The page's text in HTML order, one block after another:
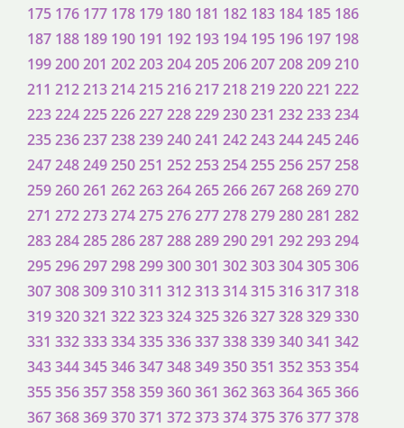
175 176 177 178 179 180 181 182 183 184 185 186
187 188 189 190 191 192 193 194 195 196 197 198
199200201 202203204205206207208209210
211 212213214215216217218219220221 222
223224225226227228229230231 232233234
235236237238239240241 242243244245246
247248249250251 252253254255256257258
259260261 262263264265266267268269270
271 272273274275276277278279280281 282
283284285286287288289290291 292293294
295296297298299300301 302303304305306
307308309310311 312313314315316317318
319320321 322323324325326327328329330
331 332333334335336337338339340341 342
343344345346347348349350351 352353354
355356357358359360361 362363364365366
367368369370371 372373374375376377378